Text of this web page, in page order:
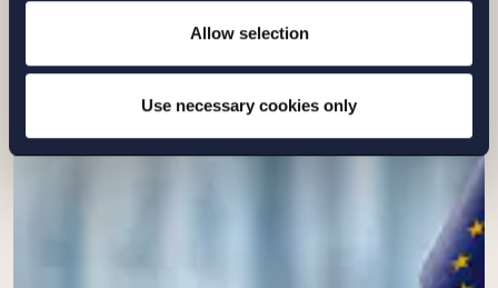
Allow selection
Use necessary cookies only